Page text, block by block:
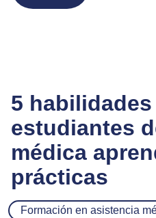
5
estudiantes
médica
prácticas
Formación en asistencia